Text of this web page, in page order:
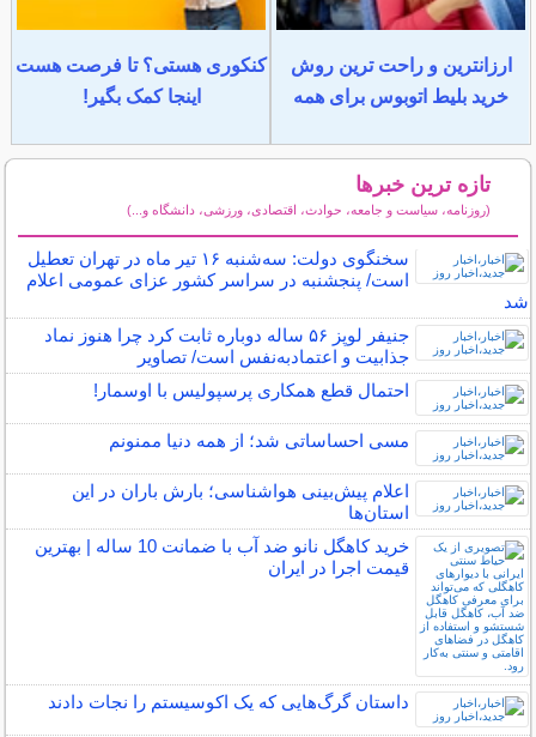
ارزانترین و راحت ترین روش
خرید بلیط اتوبوس برای همه
کنکوری هستی؟ تا فرصت هست
اینجا کمک بگیر!
تازه ترین خبرها
(روزنامه، سیاست و جامعه، حوادث، اقتصادی، ورزشی، دانشگاه و...)
سخنگوی دولت: سه‌شنبه ۱۶ تیر ماه در تهران تعطیل
است/ پنجشنبه در سراسر کشور عزای عمومی اعلام
شد
جنیفر لوپز ۵۶ ساله دوباره ثابت کرد چرا هنوز نماد
جذابیت و اعتمادبه‌نفس است/ تصاویر
احتمال قطع همکاری پرسپولیس با اوسمار!
مسی احساساتی شد؛ از همه دنیا ممنونم
اعلام پیش‌بینی هواشناسی؛ بارش باران در این
استان‌ها
خرید کاهگل نانو ضد آب با ضمانت 10 ساله | بهترین
قیمت اجرا در ایران
داستان گرگ‌هایی که یک اکوسیستم را نجات دادند